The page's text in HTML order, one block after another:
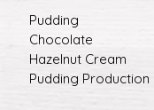
Pudding
Chocolate
Hazelnut Cream
Pudding Production